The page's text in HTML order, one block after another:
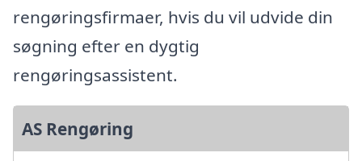
rengøringsfirmaer, hvis du vil udvide din
søgning efter en dygtig
rengøringsassistent.
AS Rengøring